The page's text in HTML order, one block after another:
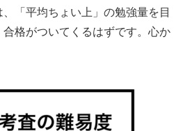
「平均ちょい上」の勉強量を目
格がついてくるはずです。心か